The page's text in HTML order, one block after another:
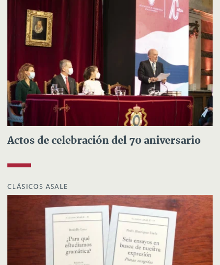
Actos de celebración del 70 aniversario
CLÁSICOS ASALE